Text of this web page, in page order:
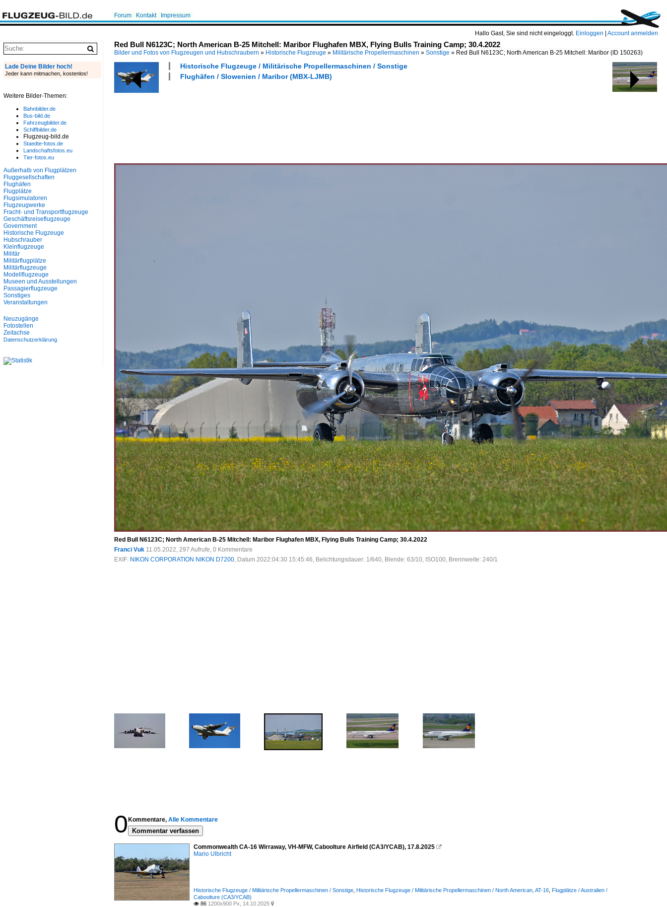
Hallo Gast, Sie sind nicht eingeloggt. Einloggen Account anmelden
Forum Kontakt Impressum
Red Bull N6123C; North American B-25 Mitchell: Maribor Flughafen MBX, Flying Bulls Training Camp; 30.4.2022
Bilder und Fotos von Flugzeugen und Hubschraubern » Historische Flugzeuge » Militärische Propellermaschinen » Sonstige » Red Bull N6123C; North American B-25 Mitchell: Maribor (ID 150263)
Historische Flugzeuge / Militärische Propellermaschinen / Sonstige
Flughäfen / Slowenien / Maribor (MBX-LJMB)
Red Bull N6123C; North American B-25 Mitchell: Maribor Flughafen MBX, Flying Bulls Training Camp; 30.4.2022
Franci Vuk 11.05.2022, 297 Aufrufe, 0 Kommentare
EXIF: NIKON CORPORATION NIKON D7200, Datum 2022:04:30 15:45:46, Belichtungsdauer: 1/640, Blende: 63/10, ISO100, Brennweite: 240/1
0 Kommentare, Alle Kommentare
Kommentar verfassen
Commonwealth CA-16 Wirraway, VH-MFW, Caboolture Airfield (CA3/YCAB), 17.8.2025 
Mario Ulbricht
Historische Flugzeuge / Militärische Propellermaschinen / Sonstige Historische Flugzeuge / Militärische Propellermaschinen / North American, AT-16 Flugplätze / Australien /
Caboolture (CA3/YCAB)
 86 1200x900 Px, 14.10.2025 
Lade Deine Bilder hoch!
Jeder kann mitmachen, kostenlos!
Weitere Bilder-Themen:
Bahnbilder.de
Bus-bild.de
Fahrzeugbilder.de
Schiffbilder.de
Flugzeug-bild.de
Staedte-fotos.de
Landschaftsfotos.eu
Tier-fotos.eu
Außerhalb von Flugplätzen
Fluggesellschaften
Flughäfen
Flugplätze
Flugsimulatoren
Flugzeugwerke
Fracht- und Transportflugzeuge
Geschäftsreiseflugzeuge
Government
Historische Flugzeuge
Hubschrauber
Kleinflugzeuge
Militär
Militärflugplätze
Militärflugzeuge
Modellflugzeuge
Museen und Ausstellungen
Passagierflugzeuge
Sonstiges
Veranstaltungen
Neuzugänge
Fotostellen
Zeitachse
Datenschutzerklärung